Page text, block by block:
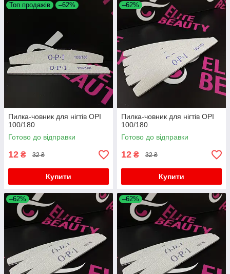
Топ продажів –62%
Пилка-човник для нігтів OPI
100/180
Готово до відправки
12 ₴ 32 ₴
Купити
–62%
Пилка-човник для нігтів OPI
100/180
Готово до відправки
12 ₴ 32 ₴
Купити
–62% –62%